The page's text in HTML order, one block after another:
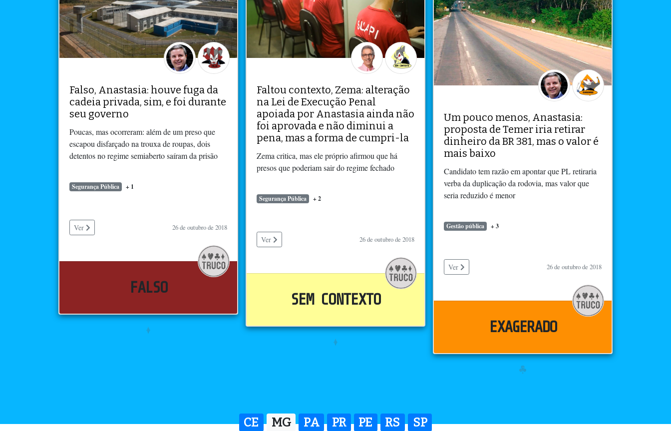
Falso, Anastasia: houve fuga da
cadeia privada, sim, e foi durante
seu governo
Poucas, mas ocorreram: além de um preso que
escapou disfarçado na trouxa de roupas, dois
detentos no regime semiaberto saíram da prisão
Segurança Pública + 1
Ver 26 de outubro de 2018
FALSO
Faltou contexto, Zema: alteração
na Lei de Execução Penal
apoiada por Anastasia ainda não
foi aprovada e não diminui a
pena, mas a forma de cumpri-la
Zema critica, mas ele próprio afirmou que há
presos que poderiam sair do regime fechado
Segurança Pública + 2
Ver 26 de outubro de 2018
SEM CONTEXTO
Um pouco menos, Anastasia:
proposta de Temer iria retirar
dinheiro da BR 381, mas o valor é
mais baixo
Candidato tem razão em apontar que PL retiraria
verba da duplicação da rodovia, mas valor que
seria reduzido é menor
Gestão pública + 3
Ver 26 de outubro de 2018
EXAGERADO
CE MG PA PR PE RS SP